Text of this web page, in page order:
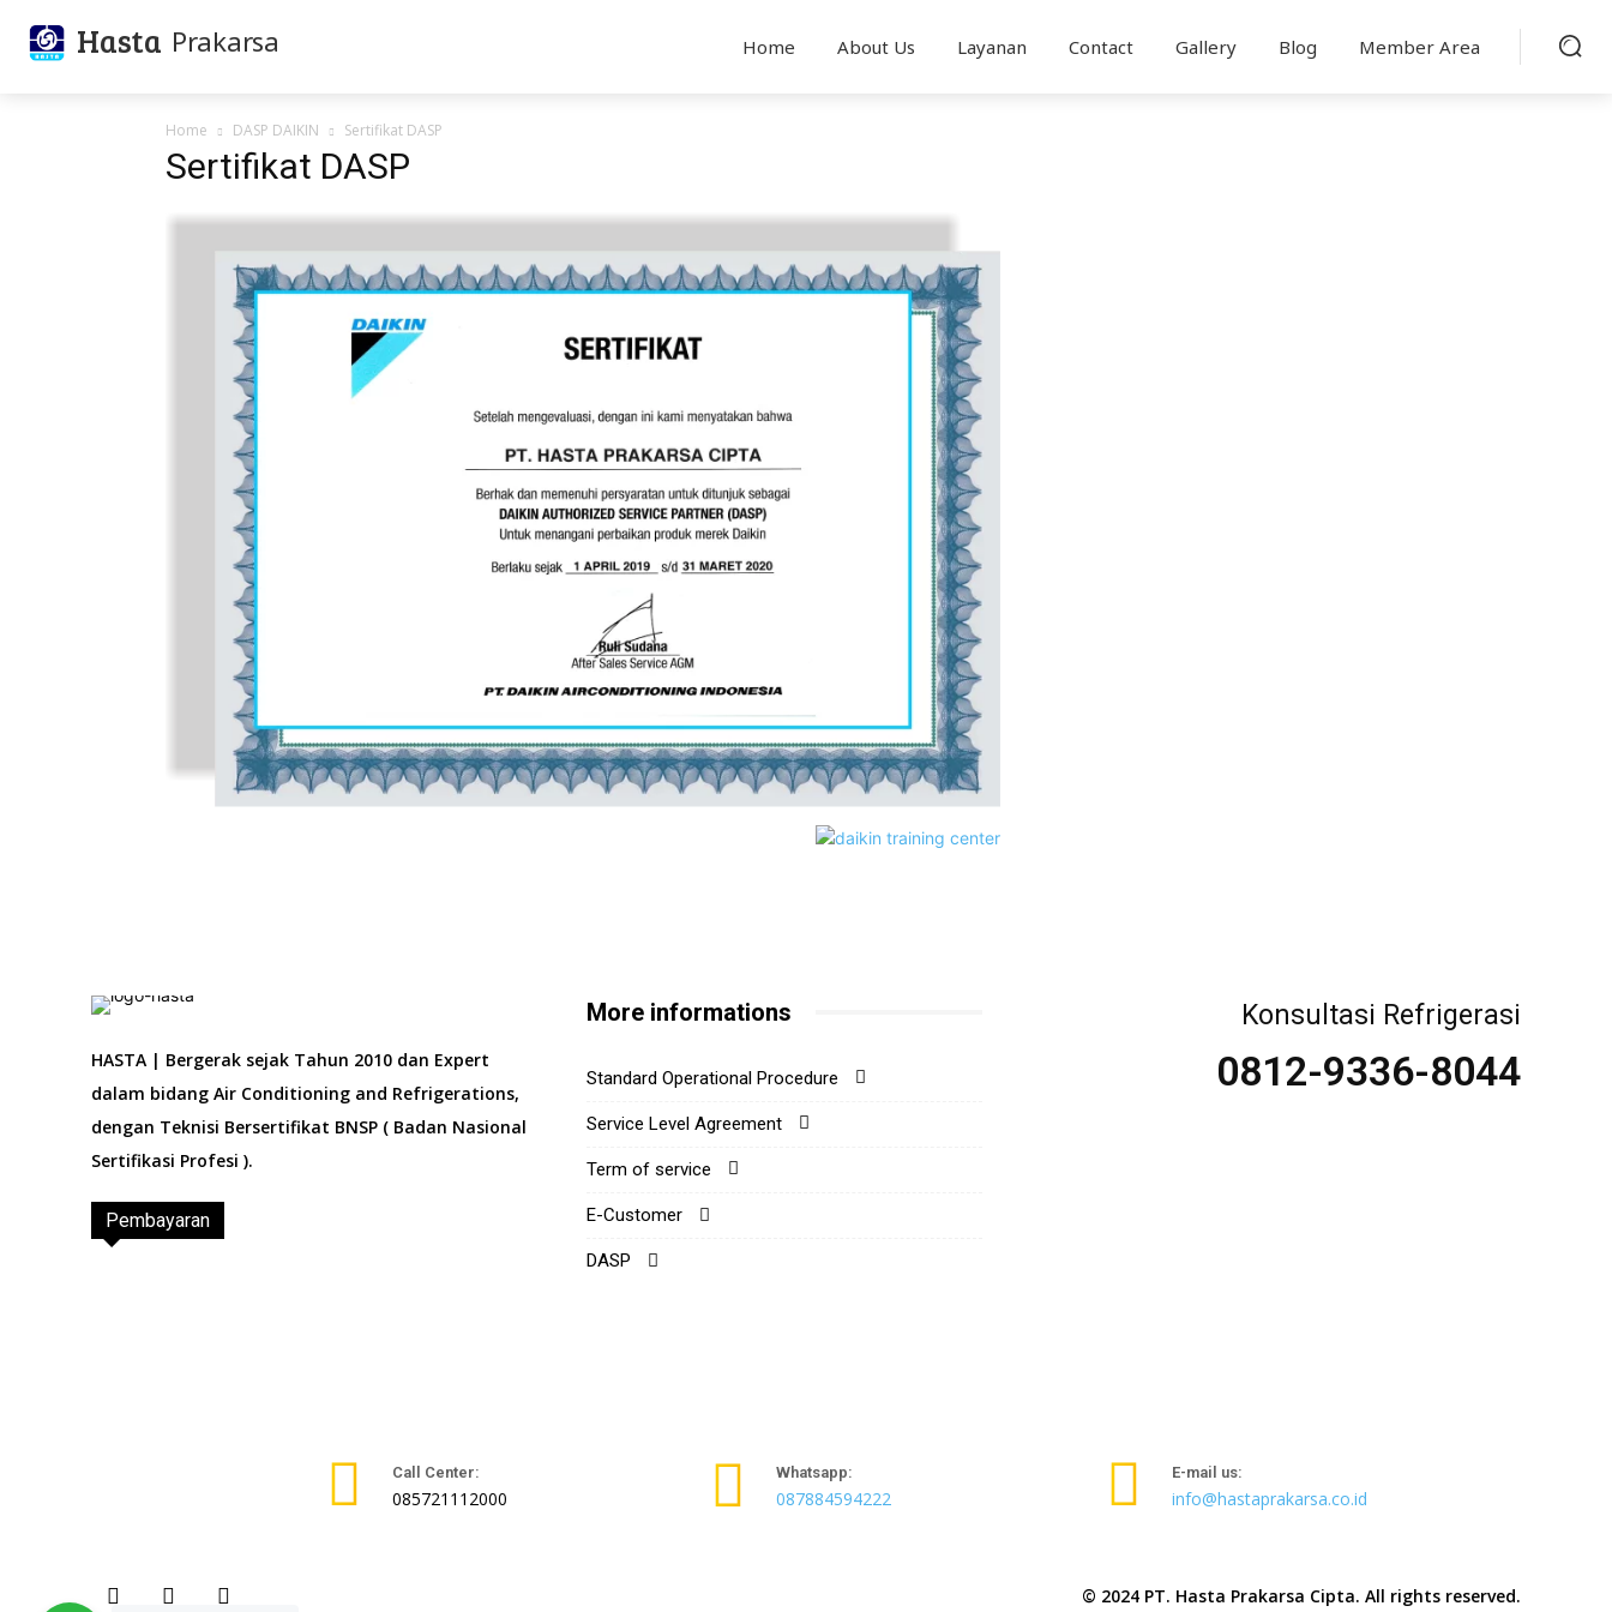
Hasta Prakarsa Home About Us Layanan Contact Gallery Blog Member Area
Home DASP DAIKIN Sertifikat DASP
Sertifikat DASP
HASTA | Bergerak sejak Tahun 2010 dan Expert
dalam bidang Air Conditioning and Refrigerations,
dengan Teknisi Bersertifikat BNSP ( Badan Nasional
Sertifikasi Profesi ).
Pembayaran
More informations
Standard Operational Procedure
Service Level Agreement
Term of service
E-Customer
DASP
Konsultasi Refrigerasi
0812-9336-8044
Call Center:
085721112000
Whatsapp:
087884594222
E-mail us:
info@hastaprakarsa.co.id
© 2024 PT. Hasta Prakarsa Cipta. All rights reserved.